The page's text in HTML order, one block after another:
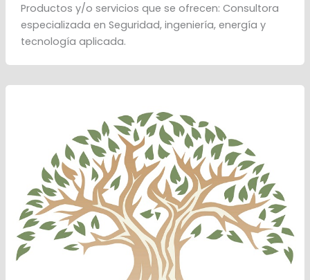
Productos y/o servicios que se ofrecen: Consultora
especializada en Seguridad, ingeniería, energía y
tecnología aplicada.